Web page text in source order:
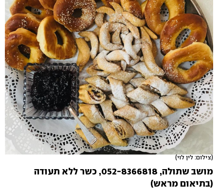
(צילום: לין לוי)
מושב שתולה, 052-8366818‏, כשר ללא תעודה
(בתיאום מראש)